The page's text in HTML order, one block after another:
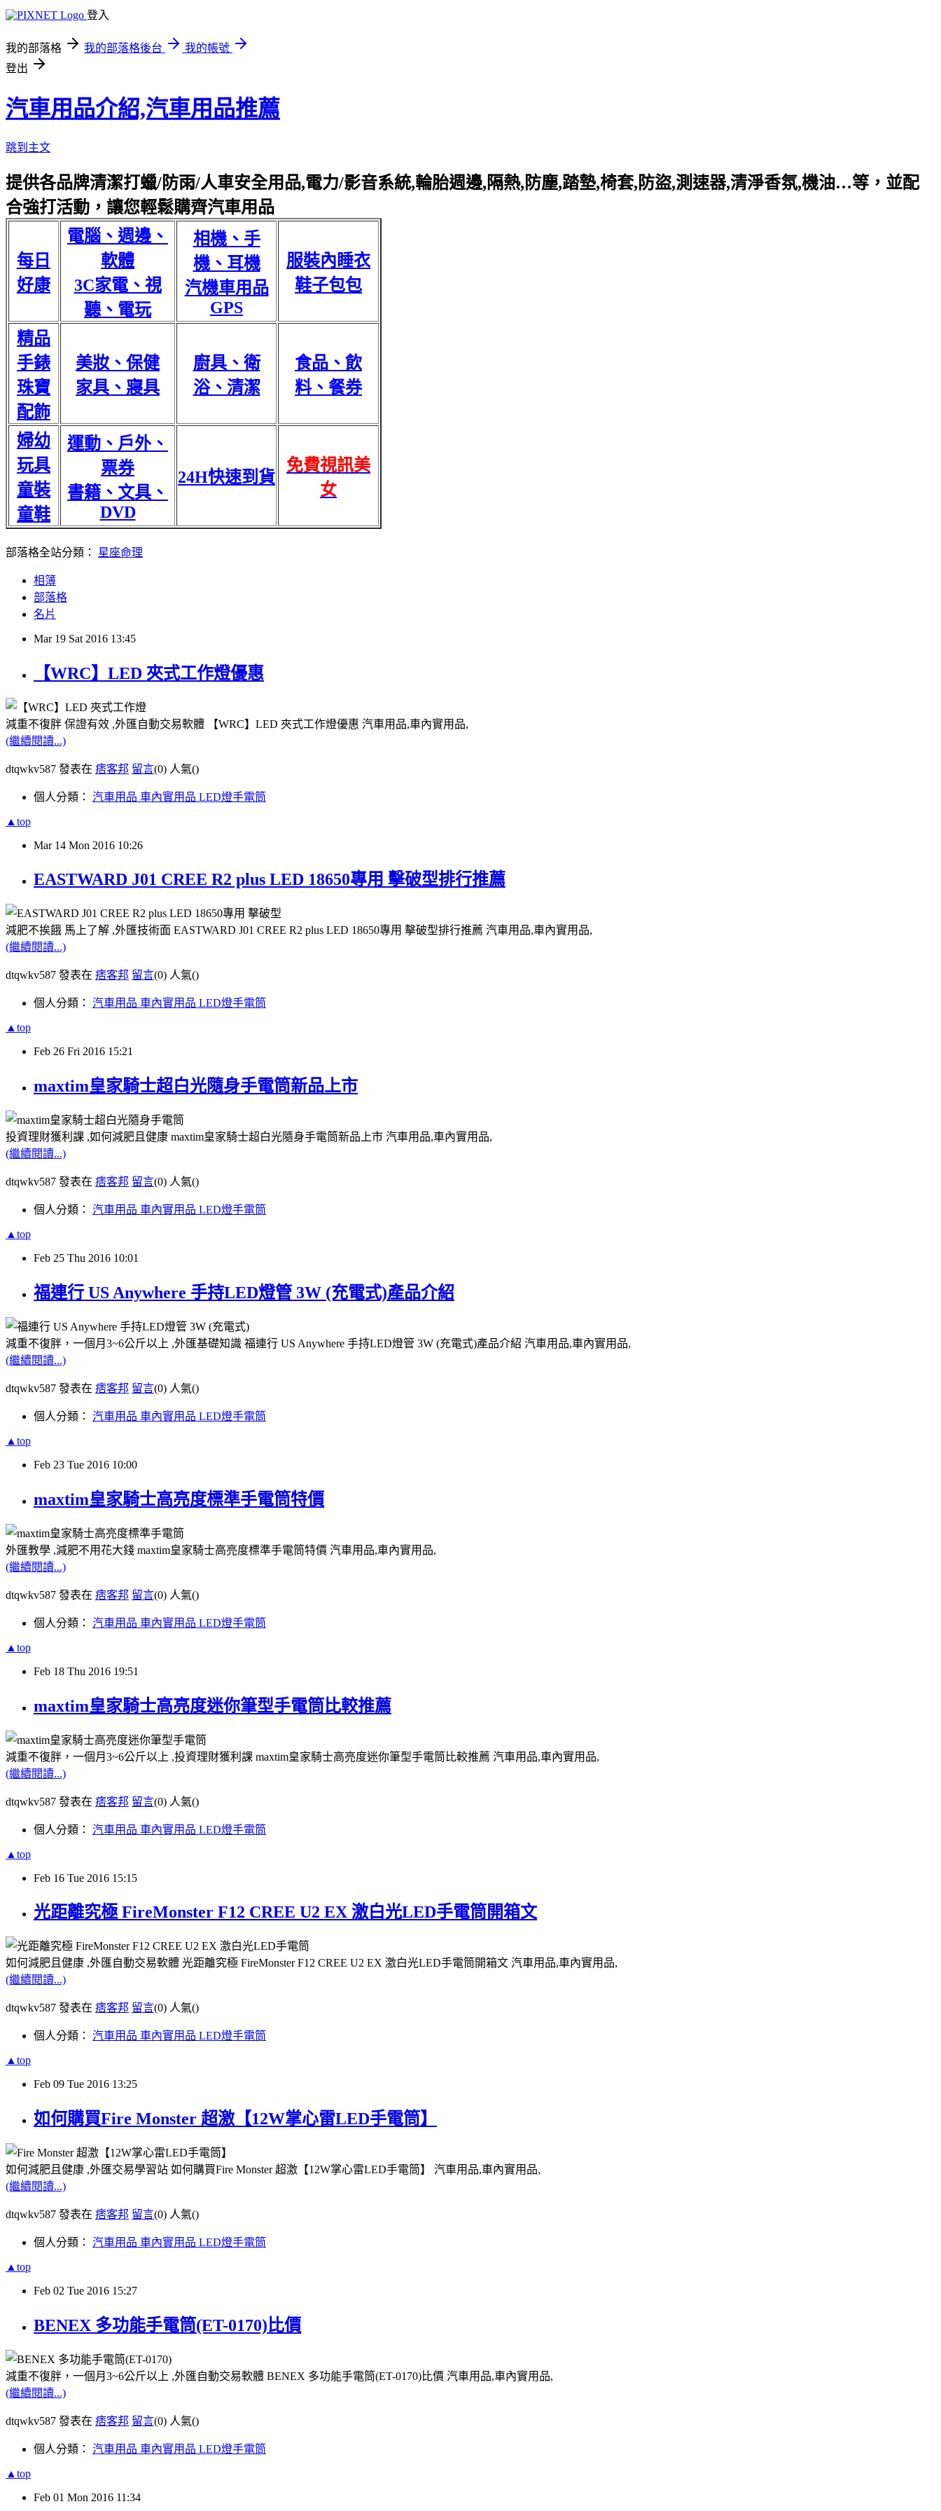
登入
我的部落格 我的部落格後台
我的帳號
登出
汽車用品介紹,汽車用品推薦
跳到主文
提供各品牌清潔打蠟/防雨/人車安全用品,電力/影音系統,輪胎週邊,隔熱,防塵,踏墊,椅套,防盜,測速器,清淨香氛,機油…等，並配
合強打活動，讓您輕鬆購齊汽車用品
每日
好康
電腦、週邊、
軟體
3C家電、視
聽、電玩
相機、手
機、耳機
汽機車用品
GPS
服裝內睡衣
鞋子包包
精品
手錶
珠寶
配飾
美妝、保健
家具、寢具
廚具、衛
浴、清潔
食品、飲
料、餐券
婦幼
玩具
童裝
童鞋
運動、戶外、
票券
書籍、文具、
DVD
24H快速到貨
免費視訊美
女
部落格全站分類： 星座命理
相簿
部落格
名片
Mar 19 Sat 2016 13:45
【WRC】LED 夾式工作燈優惠
減重不復胖 保證有效 ,外匯自動交易軟體 【WRC】LED 夾式工作燈優惠 汽車用品,車內實用品,
(繼續閱讀...)
dtqwkv587 發表在 痞客邦 留言(0) 人氣()
個人分類： 汽車用品 車內實用品 LED燈手電筒
▲top
Mar 14 Mon 2016 10:26
EASTWARD J01 CREE R2 plus LED 18650專用 擊破型排行推薦
減肥不挨餓 馬上了解 ,外匯技術面 EASTWARD J01 CREE R2 plus LED 18650專用 擊破型排行推薦 汽車用品,車內實用品,
(繼續閱讀...)
dtqwkv587 發表在 痞客邦 留言(0) 人氣()
個人分類： 汽車用品 車內實用品 LED燈手電筒
▲top
Feb 26 Fri 2016 15:21
maxtim皇家騎士超白光隨身手電筒新品上市
投資理財獲利課 ,如何減肥且健康 maxtim皇家騎士超白光隨身手電筒新品上市 汽車用品,車內實用品,
(繼續閱讀...)
dtqwkv587 發表在 痞客邦 留言(0) 人氣()
個人分類： 汽車用品 車內實用品 LED燈手電筒
▲top
Feb 25 Thu 2016 10:01
福連行 US Anywhere 手持LED燈管 3W (充電式)產品介紹
減重不復胖，一個月3~6公斤以上 ,外匯基礎知識 福連行 US Anywhere 手持LED燈管 3W (充電式)產品介紹 汽車用品,車內實用品,
(繼續閱讀...)
dtqwkv587 發表在 痞客邦 留言(0) 人氣()
個人分類： 汽車用品 車內實用品 LED燈手電筒
▲top
Feb 23 Tue 2016 10:00
maxtim皇家騎士高亮度標準手電筒特價
外匯教學 ,減肥不用花大錢 maxtim皇家騎士高亮度標準手電筒特價 汽車用品,車內實用品,
(繼續閱讀...)
dtqwkv587 發表在 痞客邦 留言(0) 人氣()
個人分類： 汽車用品 車內實用品 LED燈手電筒
▲top
Feb 18 Thu 2016 19:51
maxtim皇家騎士高亮度迷你筆型手電筒比較推薦
減重不復胖，一個月3~6公斤以上 ,投資理財獲利課 maxtim皇家騎士高亮度迷你筆型手電筒比較推薦 汽車用品,車內實用品,
(繼續閱讀...)
dtqwkv587 發表在 痞客邦 留言(0) 人氣()
個人分類： 汽車用品 車內實用品 LED燈手電筒
▲top
Feb 16 Tue 2016 15:15
光距離究極 FireMonster F12 CREE U2 EX 激白光LED手電筒開箱文
如何減肥且健康 ,外匯自動交易軟體 光距離究極 FireMonster F12 CREE U2 EX 激白光LED手電筒開箱文 汽車用品,車內實用品,
(繼續閱讀...)
dtqwkv587 發表在 痞客邦 留言(0) 人氣()
個人分類： 汽車用品 車內實用品 LED燈手電筒
▲top
Feb 09 Tue 2016 13:25
如何購買Fire Monster 超激【12W掌心雷LED手電筒】
如何減肥且健康 ,外匯交易學習站 如何購買Fire Monster 超激【12W掌心雷LED手電筒】 汽車用品,車內實用品,
(繼續閱讀...)
dtqwkv587 發表在 痞客邦 留言(0) 人氣()
個人分類： 汽車用品 車內實用品 LED燈手電筒
▲top
Feb 02 Tue 2016 15:27
BENEX 多功能手電筒(ET-0170)比價
減重不復胖，一個月3~6公斤以上 ,外匯自動交易軟體 BENEX 多功能手電筒(ET-0170)比價 汽車用品,車內實用品,
(繼續閱讀...)
dtqwkv587 發表在 痞客邦 留言(0) 人氣()
個人分類： 汽車用品 車內實用品 LED燈手電筒
▲top
Feb 01 Mon 2016 11:34